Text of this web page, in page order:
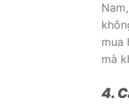
mua
mà
4.